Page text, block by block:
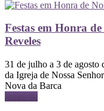
Festas em Honra
Reveles
31 de julho a 3 de agosto
da Igreja de Nossa
Nova da Barca
Ler mais